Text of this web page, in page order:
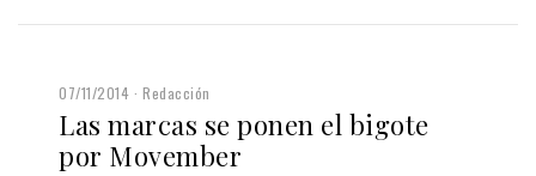
07/11/2014 Redacción
Las marcas se ponen el bigote
por Movember